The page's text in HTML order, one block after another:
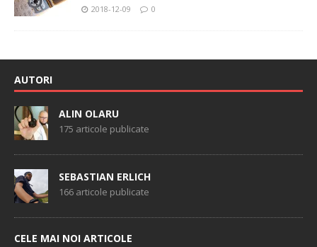
2018-12-09 0
AUTORI
ALIN OLARU
175 articole publicate
SEBASTIAN ERLICH
166 articole publicate
CELE MAI NOI ARTICOLE